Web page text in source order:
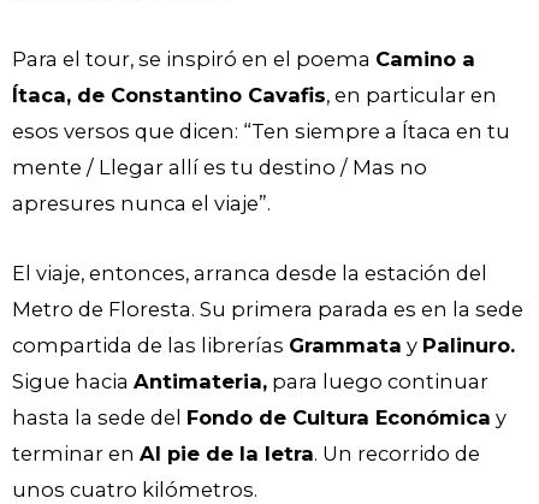
Para el tour, se inspiró en el poema Camino a
Ítaca, de Constantino Cavafis, en particular en
esos versos que dicen: “Ten siempre a Ítaca en tu
mente / Llegar allí es tu destino / Mas no
apresures nunca el viaje”.
El viaje, entonces, arranca desde la estación del
Metro de Floresta. Su primera parada es en la sede
compartida de las librerías Grammata y Palinuro.
Sigue hacia Antimateria, para luego continuar
hasta la sede del Fondo de Cultura Económica y
terminar en Al pie de la letra. Un recorrido de
unos cuatro kilómetros.